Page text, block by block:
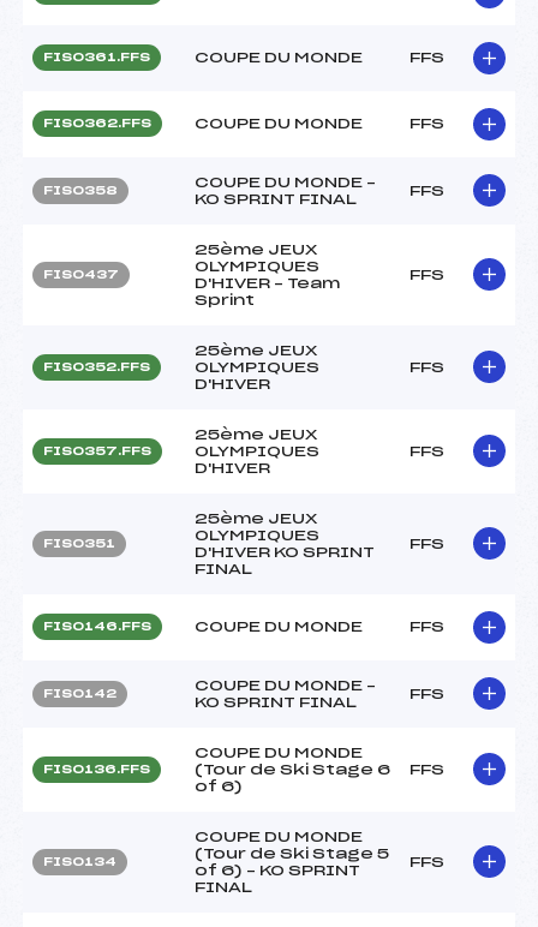
FIS0361.FFS COUPE DU MONDE FFS
FIS0362.FFS COUPE DU MONDE FFS
FIS0358
COUPE DU MONDE –
KO SPRINT FINAL
FFS
FIS0437
25ème JEUX
OLYMPIQUES
D'HIVER – Team
Sprint
FFS
FIS0352.FFS
25ème JEUX
OLYMPIQUES
D'HIVER
FFS
FIS0357.FFS
25ème JEUX
OLYMPIQUES
D'HIVER
FFS
FIS0351
25ème JEUX
OLYMPIQUES
D'HIVER KO SPRINT
FINAL
FFS
FIS0146.FFS COUPE DU MONDE FFS
FIS0142
COUPE DU MONDE –
KO SPRINT FINAL
FFS
FIS0136.FFS
COUPE DU MONDE
(Tour de Ski Stage 6
of 6)
FFS
FIS0134
COUPE DU MONDE
(Tour de Ski Stage 5
of 6) – KO SPRINT
FINAL
FFS